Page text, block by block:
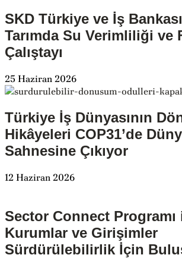
SKD Türkiye ve İş
Tarımda Su Verimliliği ve
Çalıştayı
25 Haziran 2026
Türkiye İş Dünyasının
Hikâyeleri COP31’de
Sahnesine Çıkıyor
12 Haziran 2026
Sector Connect Programı
Kurumlar ve Girişimler
Sürdürülebilirlik İçin